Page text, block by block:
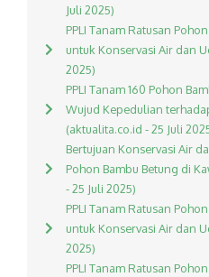
Juli 2025)
PPLI Tanam Ratusan
untuk Konservasi Air dan
2025)
PPLI Tanam 160 Pohon
Wujud Kepedulian
(aktualita.co.id - 25 Juli
Bertujuan Konservasi Air
Pohon Bambu Betung di
- 25 Juli 2025)
PPLI Tanam Ratusan
untuk Konservasi Air dan
2025)
PPLI Tanam Ratusan